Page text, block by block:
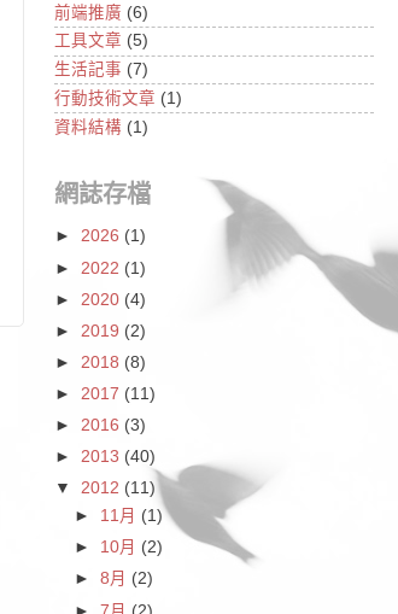
前端推廣 (6)
工具文章 (5)
生活記事 (7)
行動技術文章 (1)
資料結構 (1)
網誌存檔
► 2026 (1)
► 2022 (1)
► 2020 (4)
► 2019 (2)
► 2018 (8)
► 2017 (11)
► 2016 (3)
► 2013 (40)
▼ 2012 (11)
► 11月 (1)
► 10月 (2)
►8月 (2)
►7月 (2)